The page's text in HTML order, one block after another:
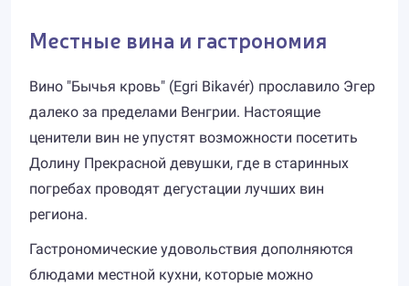
Местные вина и гастрономия
Вино "Бычья кровь" (Egri Bikavér) прославило Эгер
далеко за пределами Венгрии. Настоящие
ценители вин не упустят возможности посетить
Долину Прекрасной девушки, где в старинных
погребах проводят дегустации лучших вин
региона.
Гастрономические удовольствия дополняются
блюдами местной кухни, которые можно